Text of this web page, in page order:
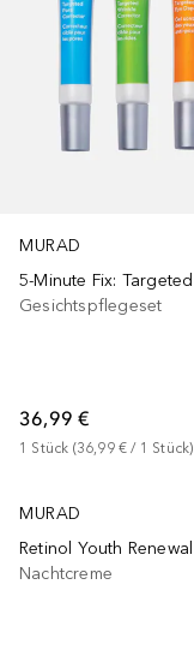
MURAD
Gesichtspflegeset
36,99 €
1 Stück (36,99 € / 1 Stück)
MURAD
Nachtcreme